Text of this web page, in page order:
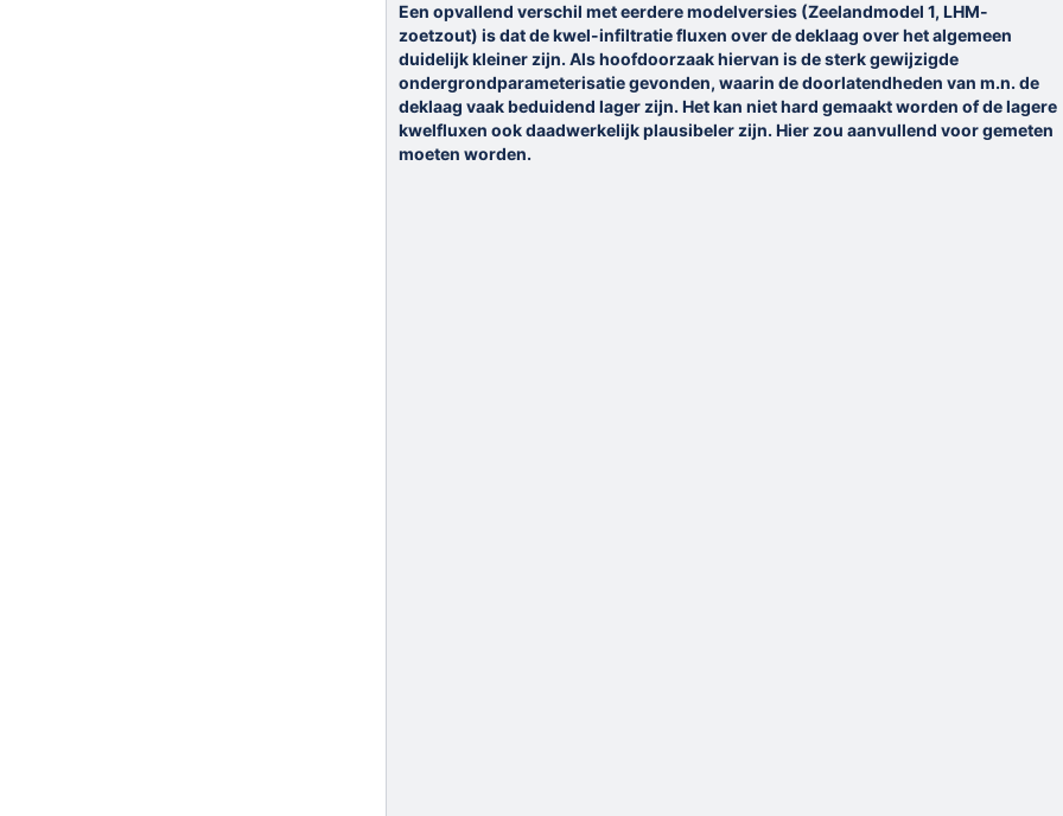
Een opvallend verschil met eerdere modelversies (Zeelandmodel 1, LHM-
zoetzout) is dat de kwel-infiltratie fluxen over de deklaag over het algemeen
duidelijk kleiner zijn. Als hoofdoorzaak hiervan is de sterk gewijzigde
ondergrondparameterisatie gevonden, waarin de doorlatendheden van m.n. de
deklaag vaak beduidend lager zijn. Het kan niet hard gemaakt worden of de lagere
kwelfluxen ook daadwerkelijk plausibeler zijn. Hier zou aanvullend voor gemeten
moeten worden.